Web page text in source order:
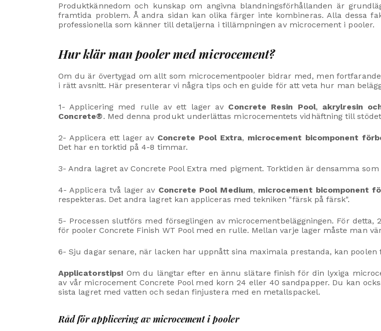
Produktkännedom och kunskap om angivna blandningsförhållanden är
framtida problem. Å andra sidan kan olika färger inte kombineras. Alla dessa
professionella som känner till detaljerna i tillämpningen av microcement i pooler.
Hur klär man pooler med microcement?
Om du är övertygad om allt som microcementpooler bidrar med, men
i rätt avsnitt. Här presenterar vi några tips och en guide för att veta hur man
1- Applicering med rulle av ett lager av Concrete Resin Pool, akrylresin
Concrete®. Med denna produkt underlättas microcementets vidhäftning till
2- Applicera ett lager av Concrete Pool Extra, microcement bicomponent
Det har en torktid på 4-8 timmar.
3- Andra lagret av Concrete Pool Extra med pigment. Torktiden är densamma
4- Applicera två lager av Concrete Pool Medium, microcement bicomponent
respekteras. Det andra lagret kan appliceras med tekniken "färsk på färsk".
5- Processen slutförs med förseglingen av microcementbeläggningen. För
för pooler Concrete Finish WT Pool med en rulle. Mellan varje lager måste man
6- Sju dagar senare, när lacken har uppnått sina maximala prestanda, kan poolen
Applicatorstips! Om du längtar efter en ännu slätare finish för din lyxiga
av vår microcement Concrete Pool med korn 24 eller 40 sandpapper. Du kan
sista lagret med vatten och sedan finjustera med en metallspackel.
Råd för applicering av microcement i pooler